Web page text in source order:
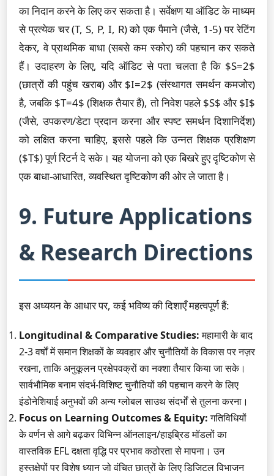
का निदान करने के लिए कर सकता है। सर्वेक्षण या ऑडिट के माध्यम
से प्रत्येक चर (T, S, P, I, R) को एक पैमाने (जैसे, 1-5) पर रेटिंग
देकर, वे प्राथमिक बाधा (सबसे कम स्कोर) की पहचान कर सकते
हैं। उदाहरण के लिए, यदि ऑडिट से पता चलता है कि $S=2$
(छात्रों की पहुंच खराब) और $I=2$ (संस्थागत समर्थन कमजोर)
है, जबकि $T=4$ (शिक्षक तैयार हैं), तो निवेश पहले $S$ और $I$
(जैसे, उपकरण/डेटा प्रदान करना और स्पष्ट समर्थन दिशानिर्देश)
को लक्षित करना चाहिए, इससे पहले कि उन्नत शिक्षक प्रशिक्षण
($T$) पूर्ण रिटर्न दे सके। यह योजना को एक बिखरे हुए दृष्टिकोण से
एक बाधा-आधारित, व्यवस्थित दृष्टिकोण की ओर ले जाता है।
9. Future Applications
& Research Directions
इस अध्ययन के आधार पर, कई भविष्य की दिशाएँ महत्वपूर्ण हैं:
Longitudinal & Comparative Studies:महामारी के बाद
2-3 वर्षों में समान शिक्षकों के व्यवहार और चुनौतियों के विकास पर नज़र
रखना, ताकि अनुकूलन प्रक्षेपवक्रों का नक्शा तैयार किया जा सके।
सार्वभौमिक बनाम संदर्भ-विशिष्ट चुनौतियों की पहचान करने के लिए
इंडोनेशियाई अनुभवों की अन्य ग्लोबल साउथ संदर्भों से तुलना करना।
Focus on Learning Outcomes & Equity:गतिविधियों
के वर्णन से आगे बढ़कर विभिन्न ऑनलाइन/हाइब्रिड मॉडलों का
वास्तविक EFL दक्षता वृद्धि पर प्रभाव कठोरता से मापना। उन
हस्तक्षेपों पर विशेष ध्यान जो वंचित छात्रों के लिए डिजिटल विभाजन